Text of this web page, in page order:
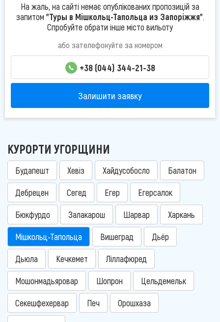
На жаль, на сайті немає опублікованих пропозицій за
запитом "Туры в Мішкольц-Тапольца из Запоріжжя".
Спробуйте обрати інше місто вильоту
або зателефонуйте за номером
+38 (044) 344-21-38
Залишити заявку
КУРОРТИ УГОРЩИНИ
Будапешт Хевіз Хайдусобосло Балатон
Дебрецен Сегед Егер Егерсалок
Бюкфурдо Залакарош Шарвар Харкань
Мішкольц-Тапольца Вишеград Дьёр
Дьюла Кечкемет Ліллафюред
Мошонмадьяровар Шопрон Цельдемельк
Секешфехервар Печ Орошхаза